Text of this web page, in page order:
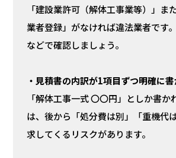
「建設業許可（解体工事業等）」ま
業者登録」がなければ違法業者です
などで確認しましょう。
・見積書の内訳が1項目ずつ明確に
「解体工事一式 〇〇円」としか書か
は、後から「処分費は別」「重機代
求してくるリスクがあります。